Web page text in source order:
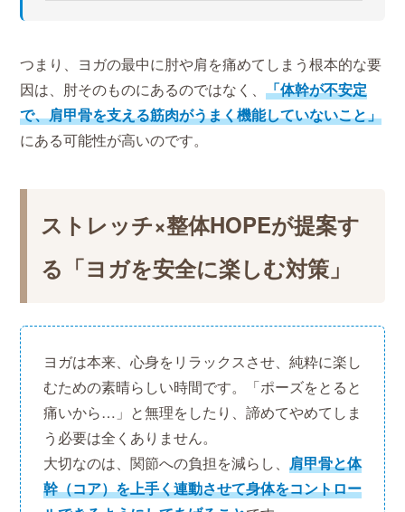
つまり、ヨガの最中に肘や肩を痛めてしまう根本的な要
因は、肘そのものにあるのではなく、 「体幹が不安定
で、肩甲骨を支える筋肉がうまく機能していないこと」
にある可能性が高いのです。
ストレッチ×整体HOPEが提案す
る「ヨガを安全に楽しむ対策」
ヨガは本来、心身をリラックスさせ、純粋に楽し
むための素晴らしい時間です。「ポーズをとると
痛いから…」と無理をしたり、諦めてやめてしま
う必要は全くありません。
大切なのは、関節への負担を減らし、 肩甲骨と体
幹（コア）を上手く連動させて身体をコントロー